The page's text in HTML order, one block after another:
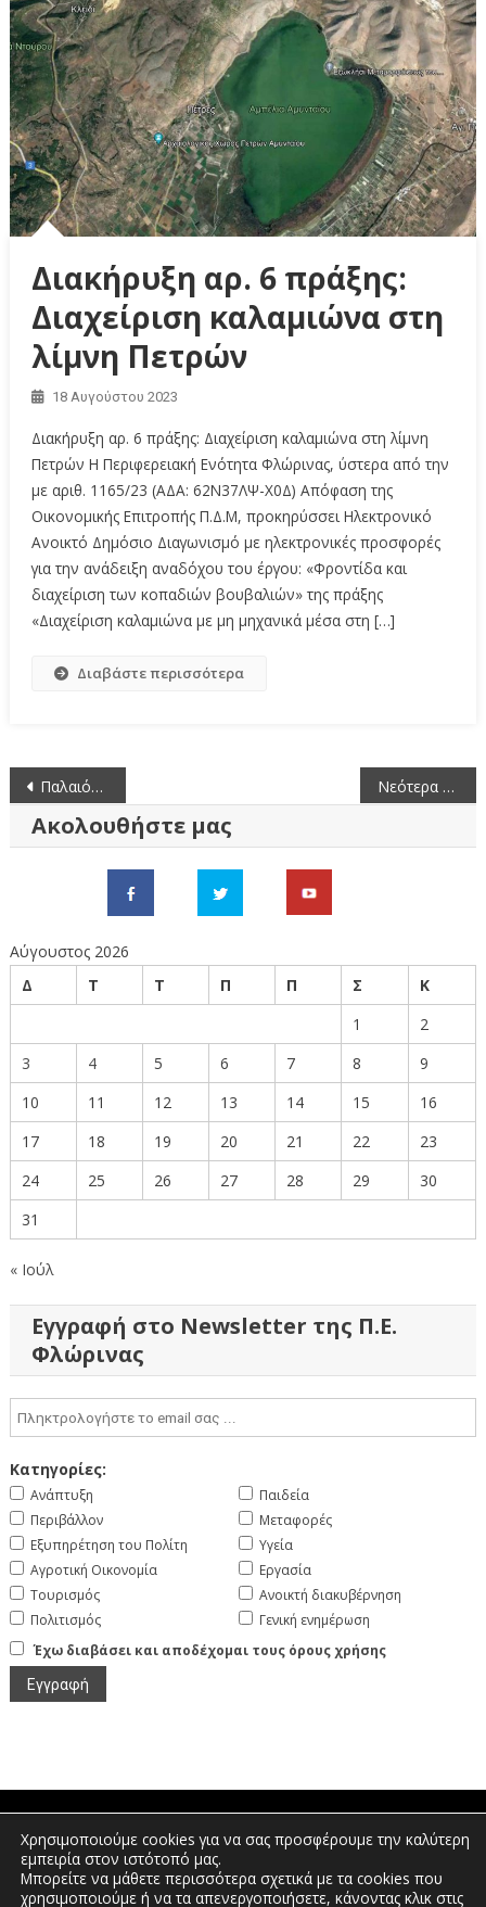
Διακήρυξη αρ. 6 πράξης:
Διαχείριση καλαμιώνα στη
λίμνη Πετρών
18 Αυγούστου 2023
Διακήρυξη αρ. 6 πράξης: Διαχείριση καλαμιώνα στη λίμνη
Πετρών Η Περιφερειακή Ενότητα Φλώρινας, ύστερα από την
με αριθ. 1165/23 (ΑΔΑ: 62Ν37ΛΨ-Χ0Δ) Απόφαση της
Οικονομικής Επιτροπής Π.Δ.Μ, προκηρύσσει Ηλεκτρονικό
Ανοικτό Δημόσιο Διαγωνισμό με ηλεκτρονικές προσφορές
για την ανάδειξη αναδόχου του έργου: «Φροντίδα και
διαχείριση των κοπαδιών βουβαλιών» της πράξης
«Διαχείριση καλαμιώνα με μη μηχανικά μέσα στη […]
Διαβάστε περισσότερα
Πλοήγηση
άρθρων
Παλαιότερα άρθρα Νεότερα άρθρα
Ακολουθήστε μας
Αύγουστος 2026
Δ
Τ Τ Π Π Σ
Κ
1
2
3
4 5 6 7 8
9
10
11 12 13 14 15
16
17
18 19 20 21 22
23
24
25 26 27 28 29
30
31
« Ιούλ
Εγγραφή στο Newsletter της Π.Ε.
Φλώρινας
Κατηγορίες:
Ανάπτυξη
Περιβάλλον
Εξυπηρέτηση του Πολίτη
Αγροτική Οικονομία
Τουρισμός
Πολιτισμός
Παιδεία
Μεταφορές
Υγεία
Εργασία
Ανοικτή διακυβέρνηση
Γενική ενημέρωση
Έχω διαβάσει και αποδέχομαι τους όρους χρήσης
Πτολεμαίων 1, Διοικητήριο Φλώρινας |
Τηλέφωνο: 2385350400 | Email:
info.florina@pdm.gov.gr
Χρησιμοποιούμε cookies για να σας προσφέρουμε την καλύτερη
εμπειρία στον ιστότοπό μας.
Μπορείτε να μάθετε περισσότερα σχετικά με τα cookies που
χρησιμοποιούμε ή να τα απενεργοποιήσετε, κάνοντας κλικ στις